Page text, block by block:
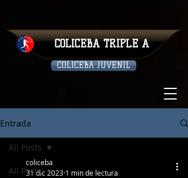
COLICEBA JUVENIL
COLICEBA TRIPLE A
Entrada
All Posts
All Posts
coliceba
31 dic 2023 1 min de lectura